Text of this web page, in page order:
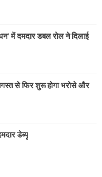
में दमदार डबल रोल ने दिलाई
से फिर शुरू होगा भरोसे और
डेब्यू